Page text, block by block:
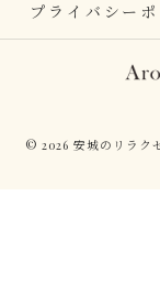
プライバシー
© 2026 安城のリラク